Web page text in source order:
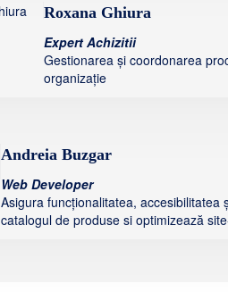
Roxana Ghiura
Expert Achizitii
Gestionarea și coordonarea
organizație
Andreia Buzgar
Web Developer
Asigura funcționalitatea,
catalogul de produse si optimizează